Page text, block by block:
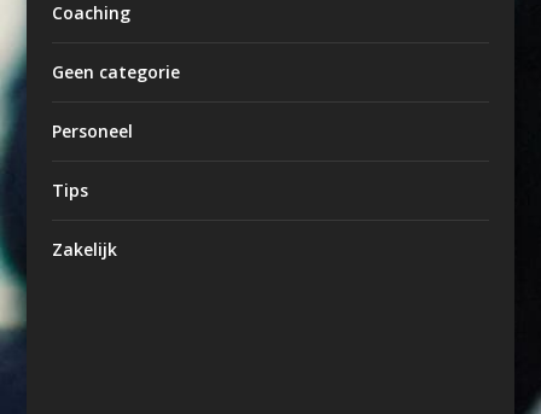
Coaching
Geen categorie
Personeel
Tips
Zakelijk